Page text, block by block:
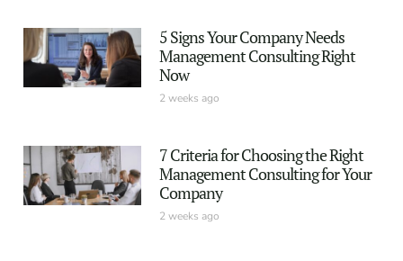
5 Signs Your Company Needs
Management Consulting Right
Now
2 weeks ago
7 Criteria for Choosing the Right
Management Consulting for Your
Company
2 weeks ago